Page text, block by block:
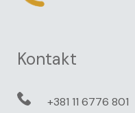
Kontakt
+381 11 6776 801